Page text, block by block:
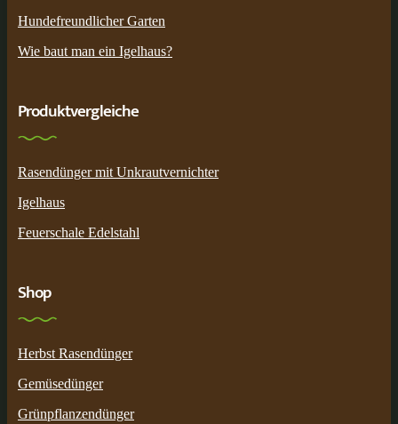
Hundefreundlicher Garten
Wie baut man ein Igelhaus?
Produktvergleiche
Rasendünger mit Unkrautvernichter
Igelhaus
Feuerschale Edelstahl
Shop
Herbst Rasendünger
Gemüsedünger
Grünpflanzendünger